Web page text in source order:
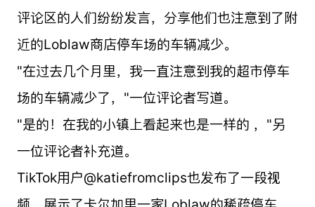
评论区的人们纷纷发言，分享他们也注意到了附
近的Loblaw商店停车场的车辆减少。
"在过去几个月里，我一直注意到我的超市停车
场的车辆减少了，"一位评论者写道。
"是的！在我的小镇上看起来也是一样的 ，"另
一位评论者补充道。
TikTok用户@katiefromclips也发布了一段视